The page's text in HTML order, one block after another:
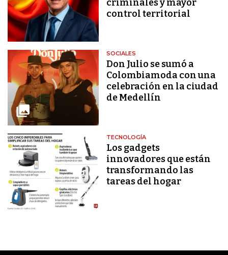
criminales y mayor
control territorial
SOCIALES
Don Julio se sumó a
Colombiamoda con una
celebración en la ciudad
de Medellín
TECNOLOGÍA
Los gadgets
innovadores que están
transformando las
tareas del hogar